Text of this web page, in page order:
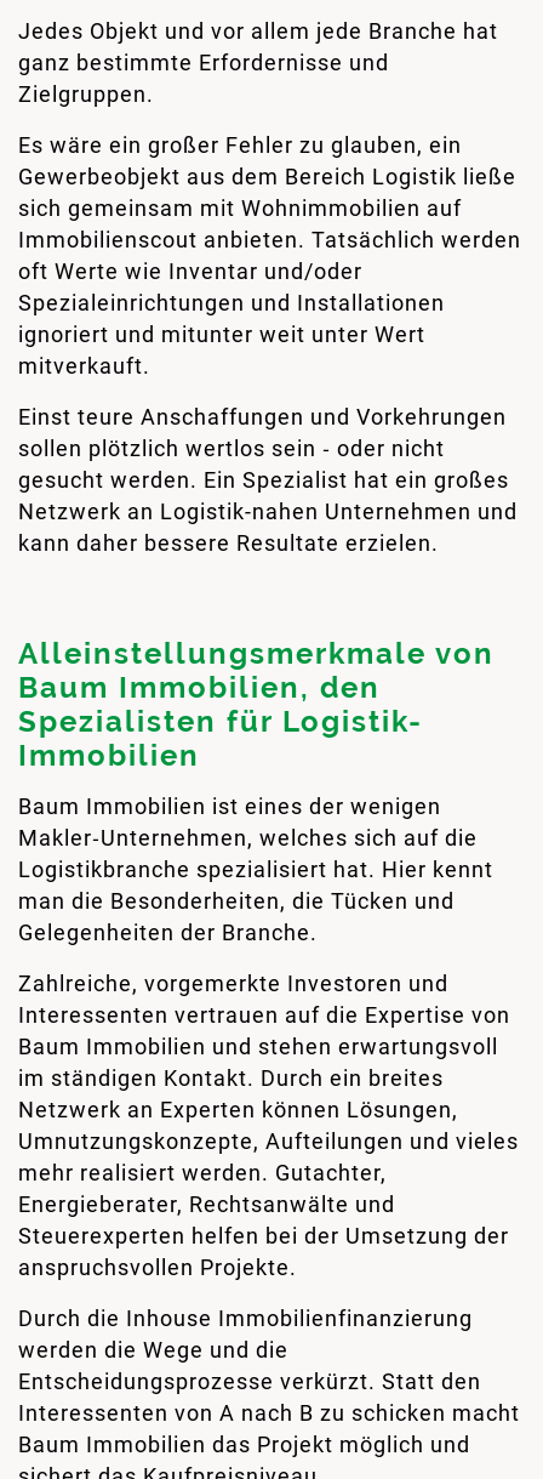
Jedes Objekt und vor allem jede Branche hat
ganz bestimmte Erfordernisse und
Zielgruppen.
Es wäre ein großer Fehler zu glauben, ein
Gewerbeobjekt aus dem Bereich Logistik ließe
sich gemeinsam mit Wohnimmobilien auf
Immobilienscout anbieten. Tatsächlich werden
oft Werte wie Inventar und/oder
Spezialeinrichtungen und Installationen
ignoriert und mitunter weit unter Wert
mitverkauft.
Einst teure Anschaffungen und Vorkehrungen
sollen plötzlich wertlos sein ‑ oder nicht
gesucht werden. Ein Spezialist hat ein großes
Netzwerk an Logistik-nahen Unternehmen und
kann daher bessere Resultate erzielen.
Alleinstellungsmerkmale von
Baum Immobilien, den
Spezialisten für Logistik-
Immobilien
Baum Immobilien ist eines der wenigen
Makler‑Unternehmen, welches sich auf die
Logistikbranche spezialisiert hat. Hier kennt
man die Besonderheiten, die Tücken und
Gelegenheiten der Branche.
Zahlreiche, vorgemerkte Investoren und
Interessenten vertrauen auf die Expertise von
Baum Immobilien und stehen erwartungsvoll
im ständigen Kontakt. Durch ein breites
Netzwerk an Experten können Lösungen,
Umnutzungskonzepte, Aufteilungen und vieles
mehr realisiert werden. Gutachter,
Energieberater, Rechtsanwälte und
Steuerexperten helfen bei der Umsetzung der
anspruchsvollen Projekte.
Durch die Inhouse Immobilienfinanzierung
werden die Wege und die
Entscheidungsprozesse verkürzt. Statt den
Interessenten von A nach B zu schicken macht
Baum Immobilien das Projekt möglich und